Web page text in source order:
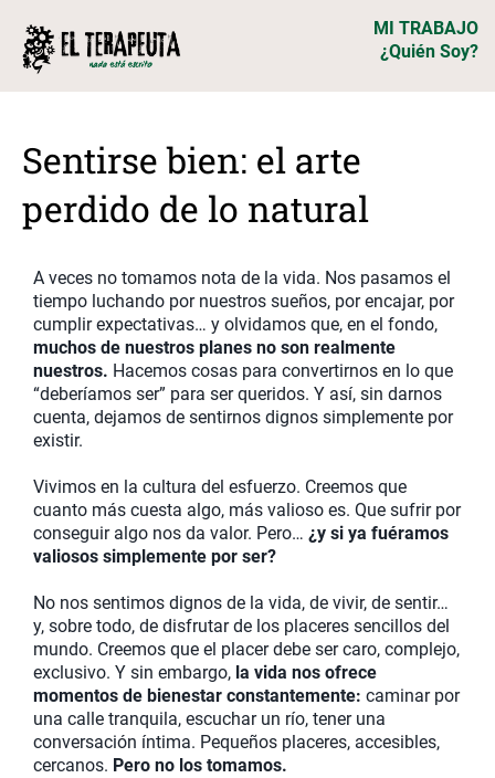
MI TRABAJO
¿Quién Soy?
Sentirse bien: el arte
perdido de lo natural
A veces no tomamos nota de la vida. Nos pasamos el
tiempo luchando por nuestros sueños, por encajar, por
cumplir expectativas… y olvidamos que, en el fondo,
muchos de nuestros planes no son realmente
nuestros. Hacemos cosas para convertirnos en lo que
“deberíamos ser” para ser queridos. Y así, sin darnos
cuenta, dejamos de sentirnos dignos simplemente por
existir.
Vivimos en la cultura del esfuerzo. Creemos que
cuanto más cuesta algo, más valioso es. Que sufrir por
conseguir algo nos da valor. Pero… ¿y si ya fuéramos
valiosos simplemente por ser?
No nos sentimos dignos de la vida, de vivir, de sentir…
y, sobre todo, de disfrutar de los placeres sencillos del
mundo. Creemos que el placer debe ser caro, complejo,
exclusivo. Y sin embargo, la vida nos ofrece
momentos de bienestar constantemente: caminar por
una calle tranquila, escuchar un río, tener una
conversación íntima. Pequeños placeres, accesibles,
cercanos. Pero no los tomamos.